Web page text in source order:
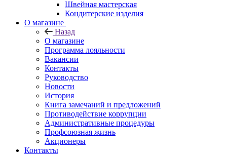
Швейная мастерская
Кондитерские изделия
О магазине
Назад
О магазине
Программа лояльности
Вакансии
Контакты
Руководство
Новости
История
Книга замечаний и предложений
Противодействие коррупции
Административные процедуры
Профсоюзная жизнь
Акционеры
Контакты